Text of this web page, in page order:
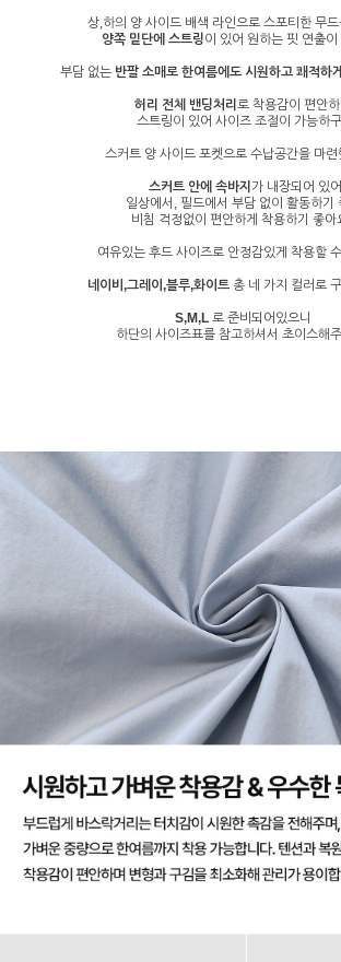
상,하의 양 사이드 배색 라인으로 스포티한 무
양쪽 밑단에 스트링이 있어 원하는 핏 연출이
부담 없는 반팔 소매로 한여름에도 시원하고 쾌적하게
허리 전체 밴딩처리 로 착용감이 편안
스트링이 있어 사이즈 조절이 가능하
스커트 양 사이드 포켓으로 수납공간을 마련
스커트 안에 속바지 가 내장되어 있어
일상에서, 필드에서 부담 없이 활동하기
비침 걱정없이 편안하게 착용하기 좋아
여유있는 후드 사이즈로 안정감있게 착용할
네이비,그레이,블루,화이트 총 네 가지 컬러로
S,M,L 로 준비되어있으니
하단의 사이즈표를 참고하셔서 초이스해